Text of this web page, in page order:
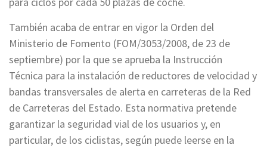
También acaba de entrar en vigor la Orden del
Ministerio de Fomento (FOM/3053/2008, de 23 de
septiembre) por la que se aprueba la Instrucción
Técnica para la instalación de reductores de velocidad y
bandas transversales de alerta en carreteras de la Red
de Carreteras del Estado. Esta normativa pretende
garantizar la seguridad vial de los usuarios y, en
particular, de los ciclistas, según puede leerse en la